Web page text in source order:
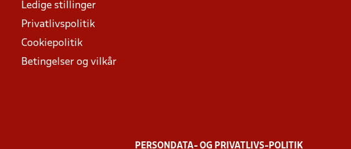
Ledige stillinger
Privatlivspolitik
Cookiepolitik
Betingelser og vilkår
PERSONDATA- OG PRIVATLIVS-POLITIK